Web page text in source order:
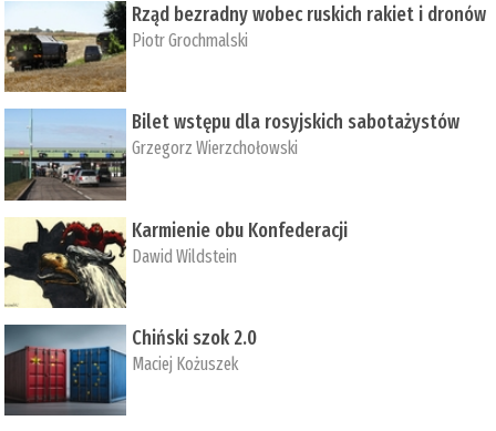
Rząd bezradny wobec ruskich rakiet i dronów
Piotr Grochmalski
Bilet wstępu dla rosyjskich sabotażystów
Grzegorz Wierzchołowski
Karmienie obu Konfederacji
Dawid Wildstein
Chiński szok 2.0
Maciej Kożuszek